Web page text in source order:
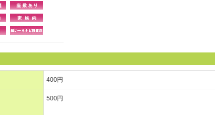
400円
500円